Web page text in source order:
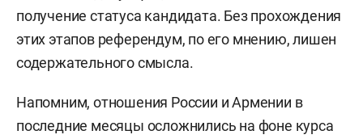
получение статуса кандидата. Без прохождения
этих этапов референдум, по его мнению, лишен
содержательного смысла.
Напомним, отношения России и Армении в
последние месяцы осложнились на фоне курса